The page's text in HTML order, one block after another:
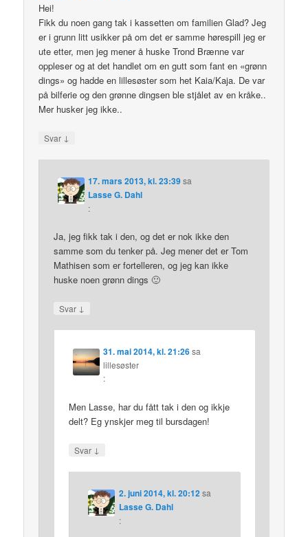
Hei!
Fikk du noen gang tak i kassetten om familien Glad? Jeg
er i grunn litt usikker på om det er samme hørespill jeg er
ute etter, men jeg mener å huske Trond Brænne var
oppleser og at det handlet om en gutt som fant en «grønn
dings» og hadde en lillesøster som het Kaia/Kaja. De var
på bilferie og den grønne dingsen ble stjålet av en kråke..
Mer husker jeg ikke..
Svar ↓
17. mars 2013, kl. 23:39sa
Lasse G. Dahl
:
Ja, jeg fikk tak i den, og det er nok ikke den
samme som du tenker på. Jeg mener det er Tom
Mathisen som er fortelleren, og jeg kan ikke
huske noen grønn dings 🙂
Svar ↓
31. mai 2014, kl. 21:26 sa
lillesøster
:
Men Lasse, har du fått tak i den og ikkje
delt? Eg ynskjer meg til bursdagen!
Svar ↓
2. juni 2014, kl. 20:12 sa
Lasse G. Dahl
: